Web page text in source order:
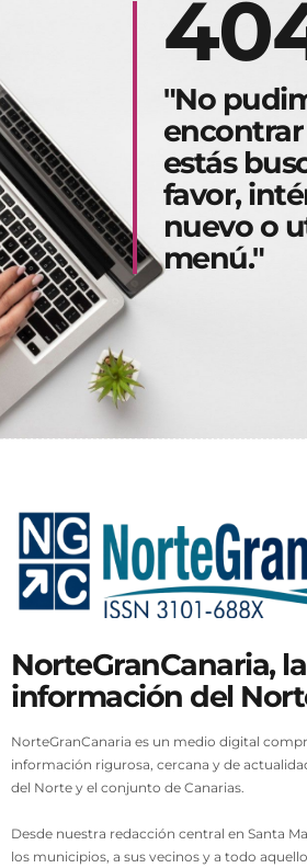
"No
estás
favor,
nuevo o
menú."
NorteGranCanaria, la
información del
NorteGranCanaria es un medio digital
información rigurosa, cercana y de
del Norte y el conjunto de Canarias.
Desde nuestra redacción central en Santa
los municipios, a sus vecinos y a todo